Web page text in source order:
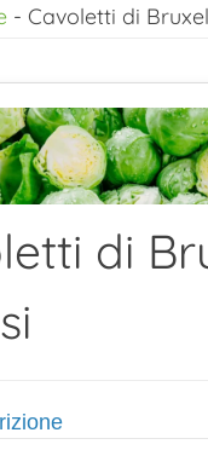
- Cavoletti di
di